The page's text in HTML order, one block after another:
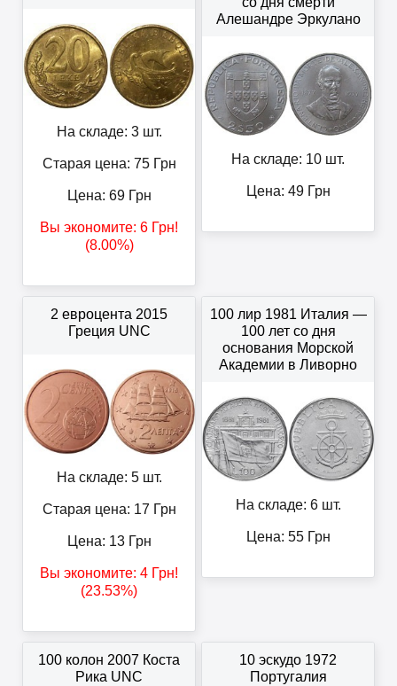
На складе: 3 шт.
Старая цена: 75Грн
Цена: 69Грн
Вы экономите: 6 Грн!
(8.00%)
Алешандре Эркулано
На складе: 10 шт.
Цена: 49Грн
2 евроцента 2015
Греция UNC
На складе: 5 шт.
Старая цена: 17 Грн
Цена: 13Грн
Вы экономите: 4 Грн!
(23.53%)
100 лир 1981 Италия —
100 лет со дня
основания Морской
Академии в Ливорно
На складе: 6 шт.
Цена: 55Грн
100 колон 2007 Коста
Рика UNC
10 эскудо 1972
Португалия